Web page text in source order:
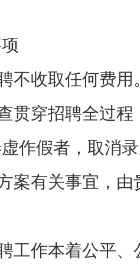
收取任何费用
穿招聘全过程
作假者，取消
有关事宜，由
作本着公平、